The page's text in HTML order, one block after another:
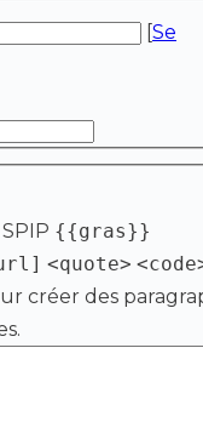
[Se
{{gras}}
<quote>
créer des